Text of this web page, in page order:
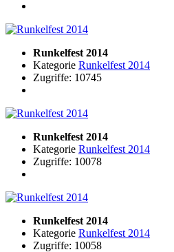
Runkelfest 2014
Kategorie Runkelfest 2014
Zugriffe: 10745
Runkelfest 2014
Kategorie Runkelfest 2014
Zugriffe: 10078
Runkelfest 2014
Kategorie Runkelfest 2014
Zugriffe: 10058